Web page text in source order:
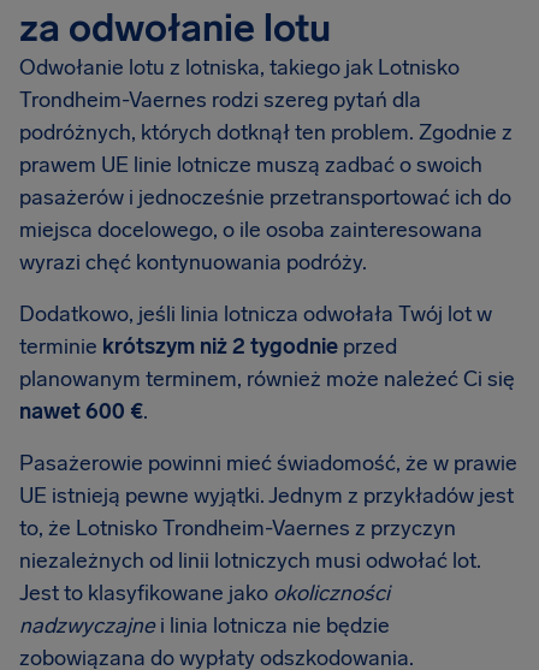
za odwołanie lotu
Odwołanie lotu z lotniska, takiego jak Lotnisko
Trondheim-Vaernes rodzi szereg pytań dla
podróżnych, których dotknął ten problem. Zgodnie z
prawem UE linie lotnicze muszą zadbać o swoich
pasażerów i jednocześnie przetransportować ich do
miejsca docelowego, o ile osoba zainteresowana
wyrazi chęć kontynuowania podróży.
Dodatkowo, jeśli linia lotnicza odwołała Twój lot w
terminie krótszym niż 2 tygodnie przed
planowanym terminem, również może należeć Ci się
nawet 600 €.
Pasażerowie powinni mieć świadomość, że w prawie
UE istnieją pewne wyjątki. Jednym z przykładów jest
to, że Lotnisko Trondheim-Vaernes z przyczyn
niezależnych od linii lotniczych musi odwołać lot.
Jest to klasyfikowane jako okoliczności
nadzwyczajnei linia lotnicza nie będzie
zobowiązana do wypłaty odszkodowania.